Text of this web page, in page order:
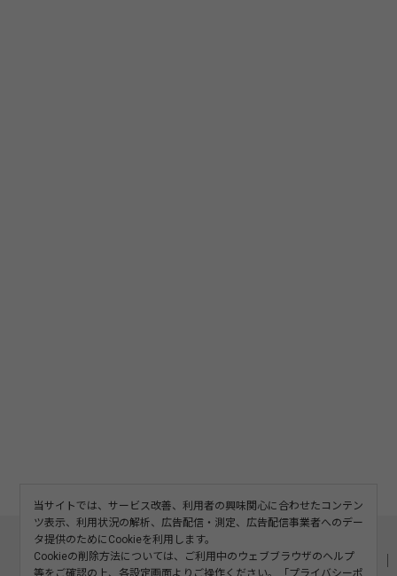
このサイトについて 利用規約
記事の二次利用について
プライバシーポリシー
お問い合わせ
当サイトでは、サービス改善、利用者の興味関心に合わせたコンテン
ツ表示、利用状況の解析、広告配信・測定、広告配信事業者へのデー
タ提供のためにCookieを利用します。
Cookieの削除方法については、ご利用中のウェブブラウザのヘルプ
等をご確認の上、各設定画面よりご操作ください。「プライバシーポ